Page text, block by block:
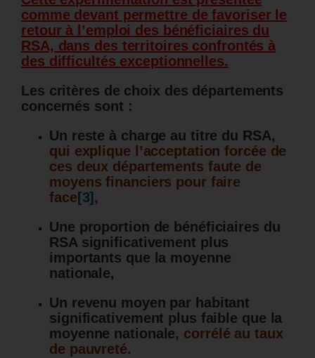
comme devant permettre de favoriser le
retour à l’emploi des bénéficiaires du
RSA, dans des territoires confrontés à
des difficultés exceptionnelles.
Les critères de choix des départements
concernés sont :
Un reste à charge au titre du RSA,
qui explique l’acceptation forcée de
ces deux départements faute de
moyens financiers pour faire
face [3] ,
Une proportion de bénéficiaires du
RSA significativement plus
importants que la moyenne
nationale,
Un revenu moyen par habitant
significativement plus faible que la
moyenne nationale, corrélé au taux
de pauvreté.